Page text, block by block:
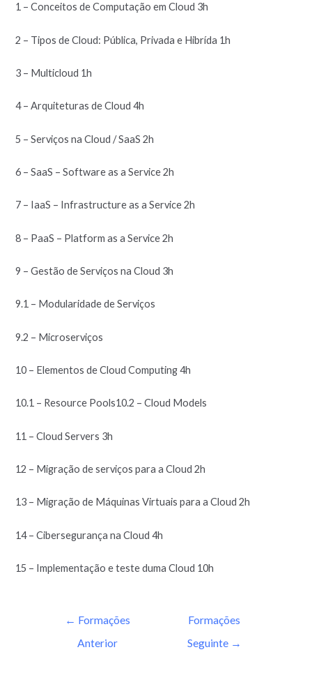
1 – Conceitos de Computação em Cloud 3h
2 – Tipos de Cloud: Pública, Privada e Hibrída 1h
3 – Multicloud 1h
4 – Arquiteturas de Cloud 4h
5 – Serviços na Cloud / SaaS 2h
6 – SaaS – Software as a Service 2h
7 – IaaS – Infrastructure as a Service 2h
8 – PaaS – Platform as a Service 2h
9 – Gestão de Serviços na Cloud 3h
9.1 – Modularidade de Serviços
9.2 – Microserviços
10 – Elementos de Cloud Computing 4h
10.1 – Resource Pools10.2 – Cloud Models
11 – Cloud Servers 3h
12 – Migração de serviços para a Cloud 2h
13 – Migração de Máquinas Virtuais para a Cloud 2h
14 – Cibersegurança na Cloud 4h
15 – Implementação e teste duma Cloud 10h
← Formações
Anterior
Formações
Seguinte →